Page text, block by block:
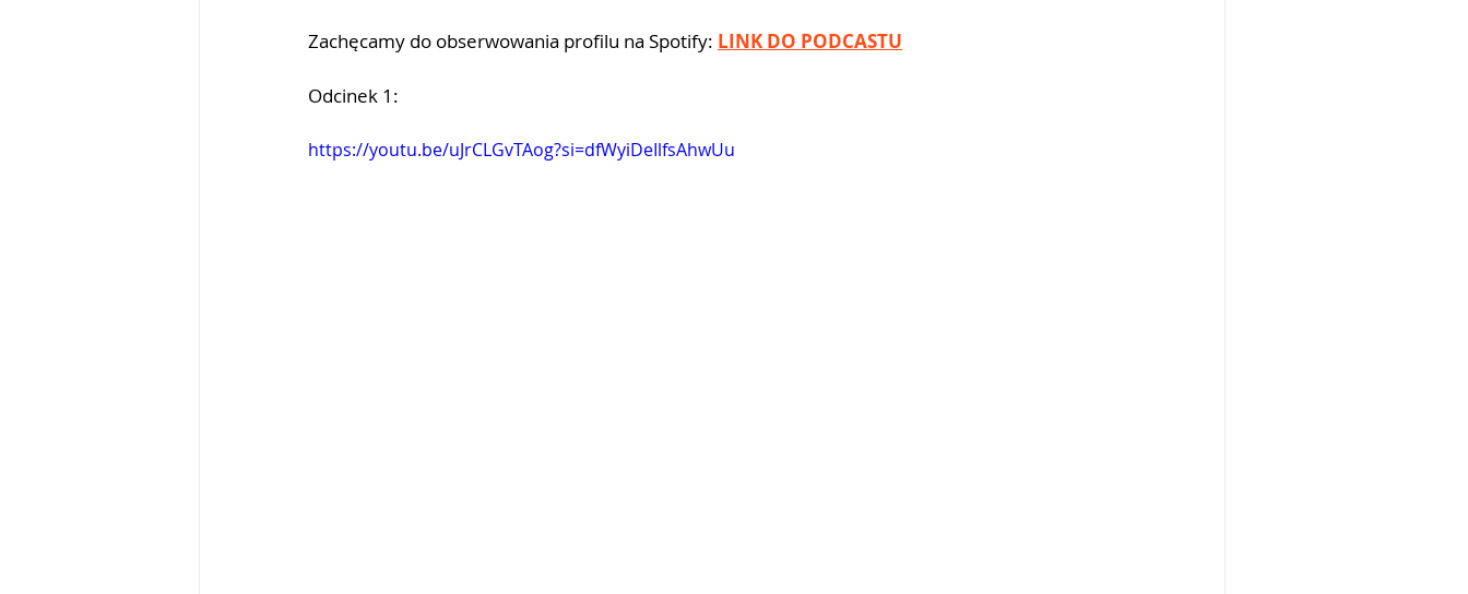
Zachęcamy do obserwowania profilu na Spotify: LINK DO PODCASTU
Odcinek 1:
https://youtu.be/uJrCLGvTAog?si=dfWyiDeIlfsAhwUu